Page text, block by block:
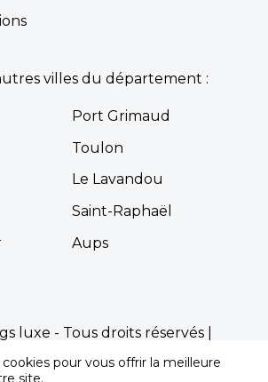
villes du département :
Port Grimaud
Toulon
Le Lavandou
Saint-Raphaël
Aups
luxe - Tous droits réservés |
pour vous offrir la meilleure
site.